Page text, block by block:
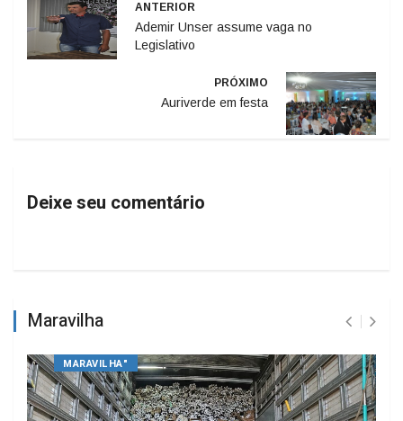
ANTERIOR
Ademir Unser assume vaga no
Legislativo
PRÓXIMO
Auriverde em festa
Deixe seu comentário
Maravilha
MARAVILHA"